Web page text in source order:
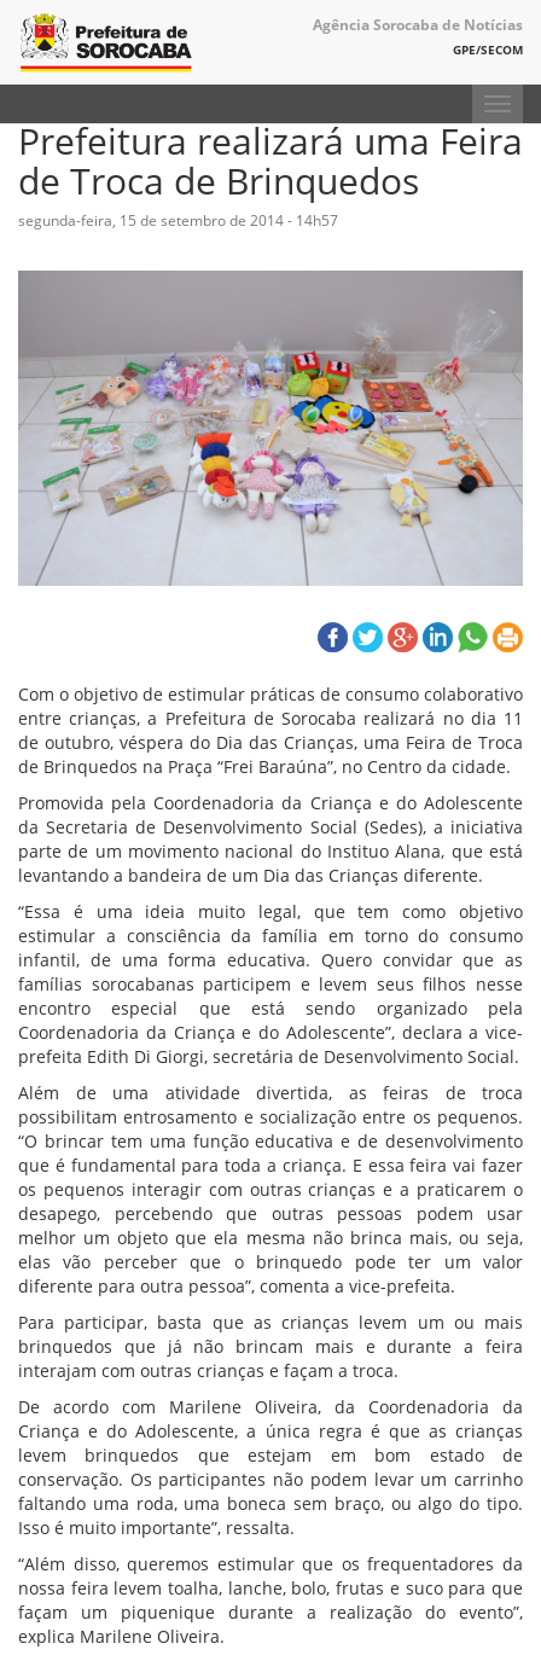
Agência Sorocaba de Notícias
GPE/SECOM
Prefeitura realizará uma Feira
de Troca de Brinquedos
segunda-feira, 15 de setembro de 2014 - 14h57
Com o objetivo de estimular práticas de consumo colaborativo
entre crianças, a Prefeitura de Sorocaba realizará no dia 11
de outubro, véspera do Dia das Crianças, uma Feira de Troca
de Brinquedos na Praça “Frei Baraúna”, no Centro da cidade.
Promovida pela Coordenadoria da Criança e do Adolescente
da Secretaria de Desenvolvimento Social (Sedes), a iniciativa
parte de um movimento nacional do Instituo Alana, que está
levantando a bandeira de um Dia das Crianças diferente.
“Essa é uma ideia muito legal, que tem como objetivo
estimular a consciência da família em torno do consumo
infantil, de uma forma educativa. Quero convidar que as
famílias sorocabanas participem e levem seus filhos nesse
encontro especial que está sendo organizado pela
Coordenadoria da Criança e do Adolescente”, declara a vice-
prefeita Edith Di Giorgi, secretária de Desenvolvimento Social.
Além de uma atividade divertida, as feiras de troca
possibilitam entrosamento e socialização entre os pequenos.
“O brincar tem uma função educativa e de desenvolvimento
que é fundamental para toda a criança. E essa feira vai fazer
os pequenos interagir com outras crianças e a praticarem o
desapego, percebendo que outras pessoas podem usar
melhor um objeto que ela mesma não brinca mais, ou seja,
elas vão perceber que o brinquedo pode ter um valor
diferente para outra pessoa”, comenta a vice-prefeita.
Para participar, basta que as crianças levem um ou mais
brinquedos que já não brincam mais e durante a feira
interajam com outras crianças e façam a troca.
De acordo com Marilene Oliveira, da Coordenadoria da
Criança e do Adolescente, a única regra é que as crianças
levem brinquedos que estejam em bom estado de
conservação. Os participantes não podem levar um carrinho
faltando uma roda, uma boneca sem braço, ou algo do tipo.
Isso é muito importante”, ressalta.
“Além disso, queremos estimular que os frequentadores da
nossa feira levem toalha, lanche, bolo, frutas e suco para que
façam um piquenique durante a realização do evento”,
explica Marilene Oliveira.